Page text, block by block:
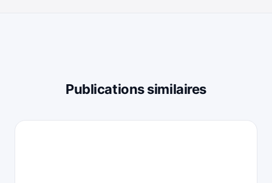
Publications similaires